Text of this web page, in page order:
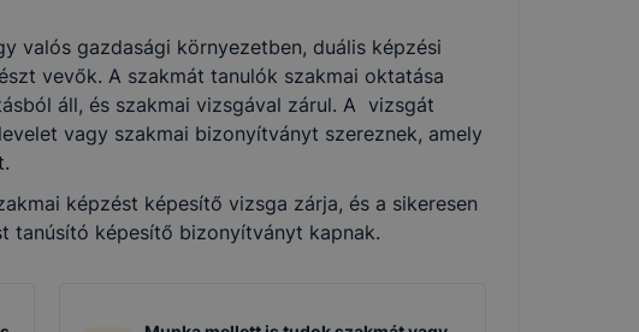
valós gazdasági környezetben, duális képzési
vevők. A szakmát tanulók szakmai oktatása
áll, és szakmai vizsgával zárul. A vizsgát
vagy szakmai bizonyítványt szereznek, amely
képzést képesítő vizsga zárja, és a sikeresen
tanúsító képesítő bizonyítványt kapnak.